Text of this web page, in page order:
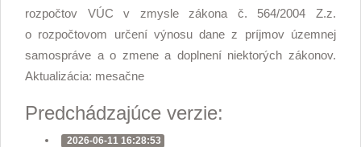
rozpočtov VÚC v zmysle zákona č. 564/2004 Z.z.
o rozpočtovom určení výnosu dane z príjmov územnej
samospráve a o zmene a doplnení niektorých zákonov.
Aktualizácia: mesačne
Predchádzajúce verzie:
2026-06-11 16:28:53